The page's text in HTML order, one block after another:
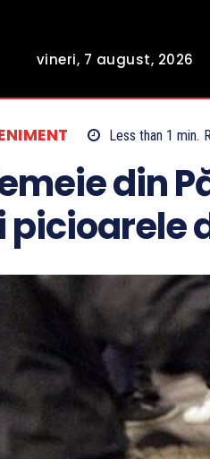
vineri, 7 august, 2026
Less than 1 min.
din
picioarele